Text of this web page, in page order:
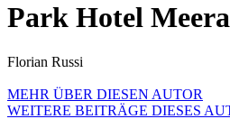
Park Hotel
Florian Russi
MEHR ÜBER DIESEN AUTOR
WEITERE BEITRÄGE DIESES